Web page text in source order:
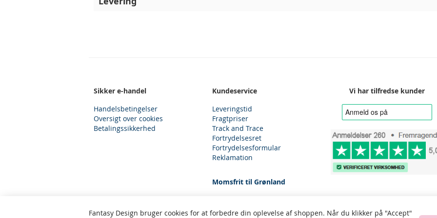
Sikker e-handel
Handelsbetingelser
Oversigt over cookies
Betalingssikkerhed
Kundeservice
Leveringstid
Fragtpriser
Track and Trace
Fortrydelsesret
Fortrydelsesformular
Reklamation
Momsfrit til Grønland
Vi har tilfredse kunder
Fantasy Design, Gjelstensåsen 59, 3650 Ølstykke, Email: kundeservice@fantasy-design.dk - tlf: 5334 2565
Fantasy Design bruger cookies for at forbedre din oplevelse af shoppen. Når du klikker på "Accept"